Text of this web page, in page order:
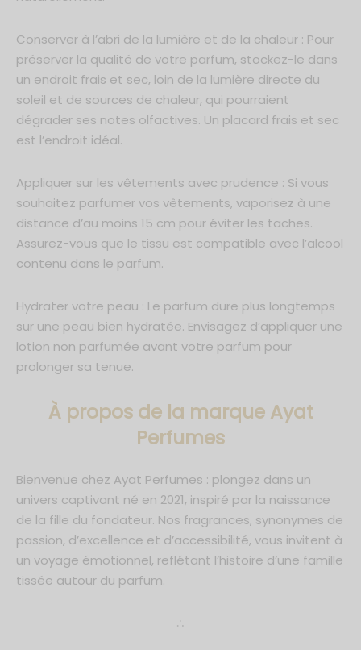
Conserver à l’abri de la lumière et de la chaleur : Pour
préserver la qualité de votre parfum, stockez-le dans
un endroit frais et sec, loin de la lumière directe du
soleil et de sources de chaleur, qui pourraient
dégrader ses notes olfactives. Un placard frais et sec
est l’endroit idéal.
Appliquer sur les vêtements avec prudence : Si vous
souhaitez parfumer vos vêtements, vaporisez à une
distance d’au moins 15 cm pour éviter les taches.
Assurez-vous que le tissu est compatible avec l’alcool
contenu dans le parfum.
Hydrater votre peau : Le parfum dure plus longtemps
sur une peau bien hydratée. Envisagez d’appliquer une
lotion non parfumée avant votre parfum pour
prolonger sa tenue.
À propos de la marque Ayat
Perfumes
Bienvenue chez Ayat Perfumes : plongez dans un
univers captivant né en 2021, inspiré par la naissance
de la fille du fondateur. Nos fragrances, synonymes de
passion, d’excellence et d’accessibilité, vous invitent à
un voyage émotionnel, reflétant l’histoire d’une famille
tissée autour du parfum.
∴